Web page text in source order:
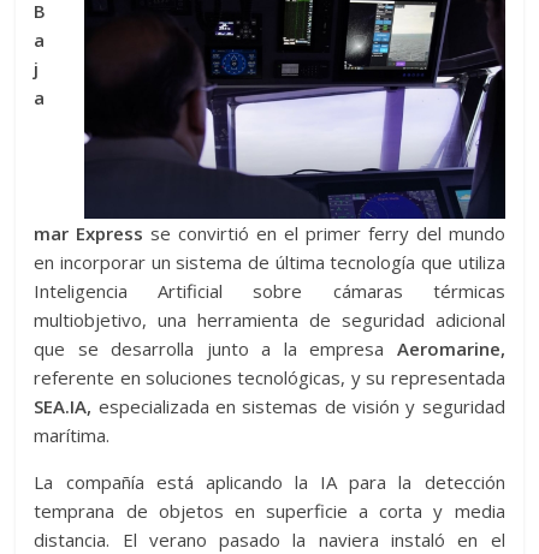
B
a
j
a
mar Express se convirtió en el primer ferry del mundo
en incorporar un sistema de última tecnología que utiliza
Inteligencia Artificial sobre cámaras térmicas
multiobjetivo, una herramienta de seguridad adicional
que se desarrolla junto a la empresa Aeromarine,
referente en soluciones tecnológicas, y su representada
SEA.IA, especializada en sistemas de visión y seguridad
marítima.
La compañía está aplicando la IA para la detección
temprana de objetos en superficie a corta y media
distancia. El verano pasado la naviera instaló en el